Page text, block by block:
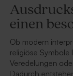
einen
Ob modern
religiöse Symbole
Veredelungen
Dadurch